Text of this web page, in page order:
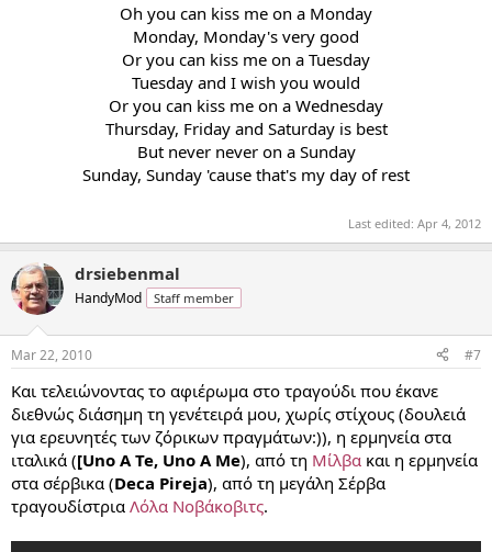
Oh you can kiss me on a Monday
Monday, Monday's very good
Or you can kiss me on a Tuesday
Tuesday and I wish you would
Or you can kiss me on a Wednesday
Thursday, Friday and Saturday is best
But never never on a Sunday
Sunday, Sunday 'cause that's my day of rest
Last edited: Apr 4, 2012
drsiebenmal
HandyMod Staff member
Mar 22, 2010 #7
Και τελειώνοντας το αφιέρωμα στο τραγούδι που έκανε
διεθνώς διάσημη τη γενέτειρά μου, χωρίς στίχους (δουλειά
για ερευνητές των ζόρικων πραγμάτων:)), η ερμηνεία στα
ιταλικά ([Uno A Te, Uno A Me), από τη Μίλβα και η ερμηνεία
στα σέρβικα (Deca Pireja), από τη μεγάλη Σέρβα
τραγουδίστρια Λόλα Νοβάκοβιτς.